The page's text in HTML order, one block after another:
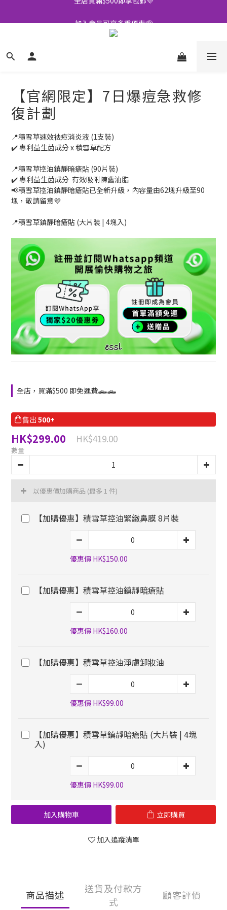
訂閱Whatsapp送你$20購物金🎁
【官網限定】7日爆痘急救修
復計劃
📍積雪草速效袪痘消炎液 (1支裝)
✔️ 專利益生菌成分 x 積雪草配方
📍積雪草控油鎮靜暗瘡貼 (90片裝)
✔️ 專利益生菌成分  有效吸附陳舊油脂
📢積雪草控油鎮靜暗瘡貼已全新升級，內容量由62塊升級至90
塊，敬請留意💜
📍積雪草鎮靜暗瘡貼 (大片裝 | 4塊入)
全店，買滿$500 即免運費🛻🛻
售出 500+
HK$299.00 HK$419.00
數量
以優惠價加購商品 (最多 1 件)
【加購優惠】積雪草控油緊緻鼻膜 8片裝
優惠價 HK$150.00
【加購優惠】積雪草控油鎮靜暗瘡貼
優惠價 HK$160.00
【加購優惠】積雪草控油淨膚卸妝油
優惠價 HK$99.00
【加購優惠】積雪草鎮靜暗瘡貼 (大片裝 | 4塊
入)
優惠價 HK$99.00
加入購物車 立即購買
加入追蹤清單
商品描述
送貨及付款方
式
顧客評價